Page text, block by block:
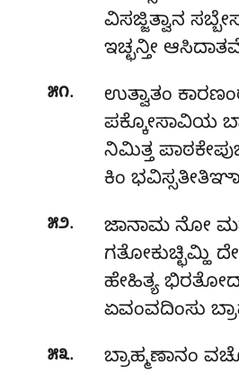
ವಿಸಜ್ಜಿತ್ವಾನ
ಇಚ್ಛನ್ತೀ
೫೧.
ಉತ್ವಾತಂ
ಪಕ್ಕೋಸಾವಿಯ
ನಿಮಿತ್ತ
ಕಿಂ
೫೨.
ಜಾನಾಮ ನೋ
ಗತೋಕುಚ್ಛಿಮ್ಹಿ
ಹೇಹಿತ್ಯ
ಏವಂವದಿಂಸು
೫೩.
ಬ್ರಾಹ್ಮಣಾನಂ